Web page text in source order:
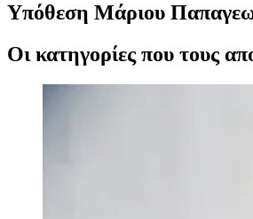
Υπόθεση Μάριου
Οι κατηγορίες που τους